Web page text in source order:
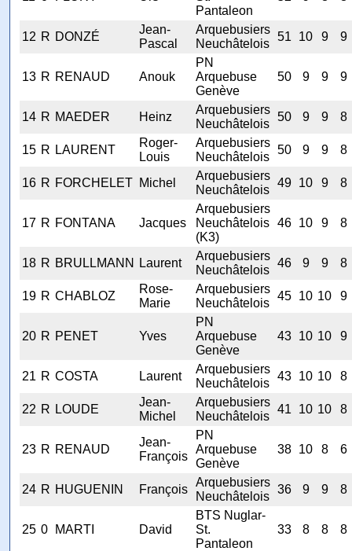
Pantaleon
12 R DONZÉ
Jean-
Pascal
Arquebusiers
Neuchâtelois
51 10 9 9
13 R RENAUD Anouk
PN
Arquebuse
Genève
50 9 9 9
14 R MAEDER Heinz
Arquebusiers
Neuchâtelois
50 9 9 8
15 R LAURENT
Roger-
Louis
Arquebusiers
Neuchâtelois
50 9 9 8
16 R FORCHELET Michel
Arquebusiers
Neuchâtelois
49 10 9 8
17 R FONTANA Jacques
Arquebusiers
Neuchâtelois
(K3)
46 10 9 8
18 R BRULLMANN Laurent
Arquebusiers
Neuchâtelois
46 9 9 8
19 R CHABLOZ
Rose-
Marie
Arquebusiers
Neuchâtelois
45 10 10 9
20 R PENET Yves
PN
Arquebuse
Genève
43 10 10 9
21 R COSTA Laurent
Arquebusiers
Neuchâtelois
43 10 10 8
22 R LOUDE
Jean-
Michel
Arquebusiers
Neuchâtelois
41 10 10 8
23 R RENAUD
Jean-
François
PN
Arquebuse
Genève
38 10 8 6
24 R HUGUENIN François
Arquebusiers
Neuchâtelois
36 9 9 8
25 0 MARTI David
BTS Nuglar-
St.
Pantaleon
33 8 8 8